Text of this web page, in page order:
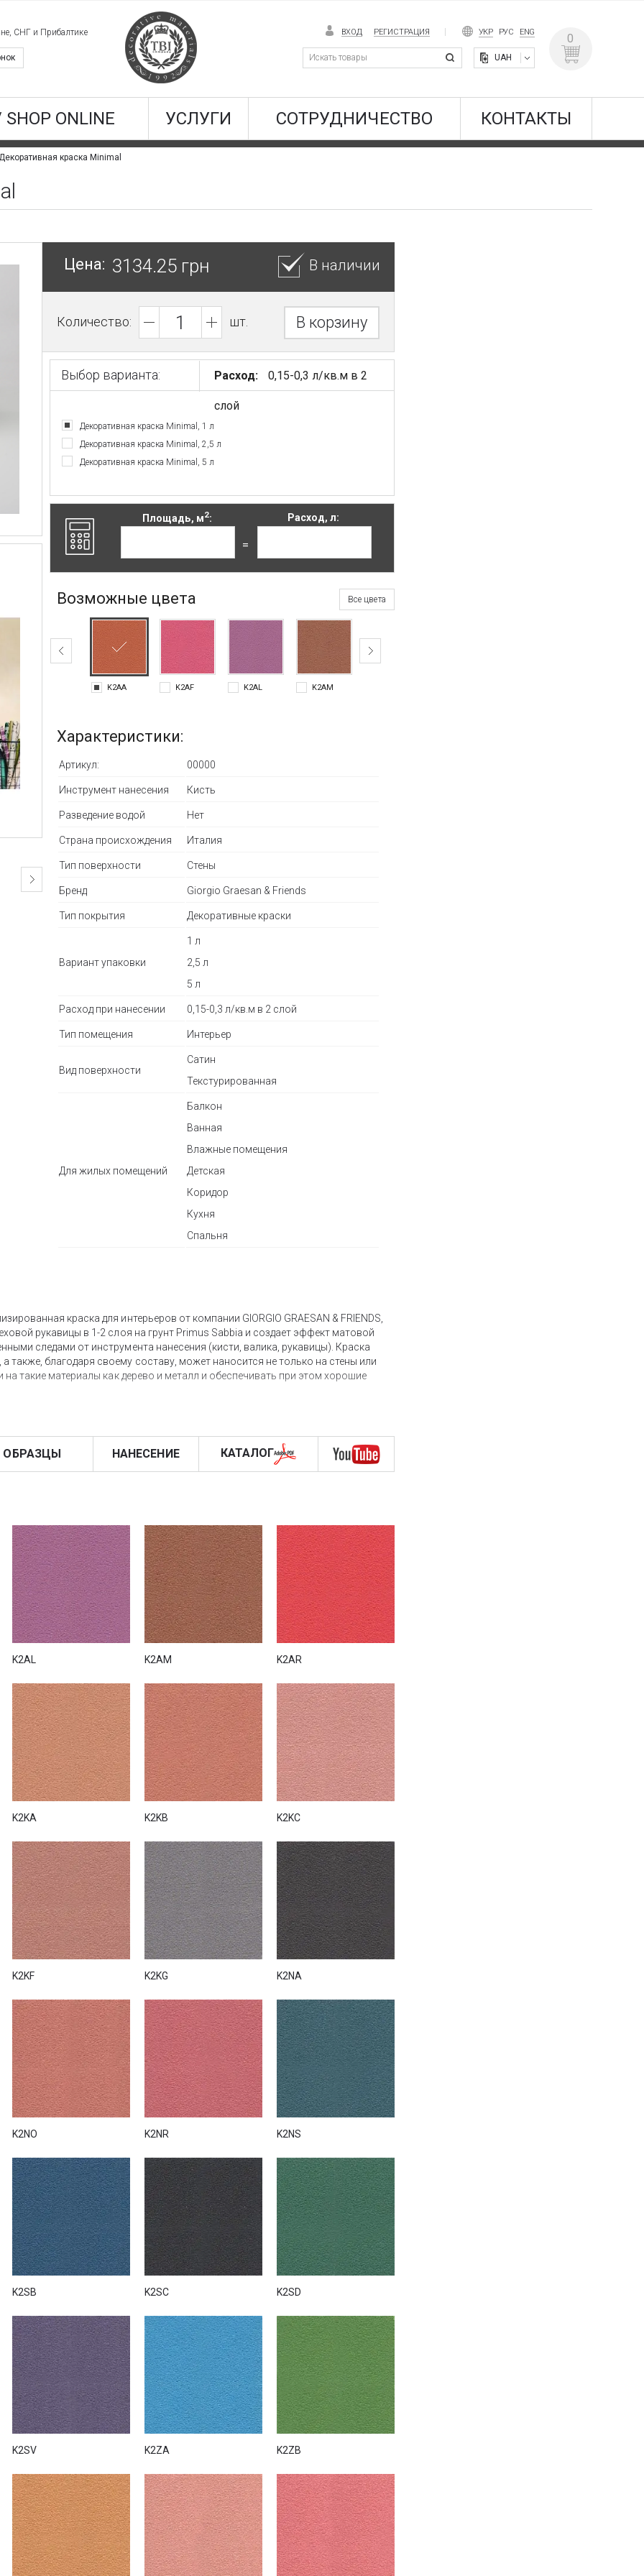
СНГ и Прибалтике ВХОД РЕГИСТРАЦИЯ УКР РУС ENG
UAH
0
ONLINE УСЛУГИ СОТРУДНИЧЕСТВО КОНТАКТЫ
Декоративная краска Minimal
Цена: 3134.25 грн В наличии
Количество: шт. В корзину
Выбор варианта: Расход: 0,15-0,3 л/кв.м в 2
слой
Декоративная краска Minimal, 1 л
Декоративная краска Minimal, 2,5 л
Декоративная краска Minimal, 5 л
Площадь, м2:
=
Расход, л:
Возможные цвета Все цвета
K2AA K2AF K2AL K2AM
Характеристики:
Артикул: 00000
Инструмент нанесения Кисть
Разведение водой Нет
Страна происхождения Италия
Тип поверхности Стены
Бренд Giorgio Graesan & Friends
Тип покрытия Декоративные краски
Вариант упаковки
1 л
2,5 л
5 л
Расход при нанесении 0,15-0,3 л/кв.м в 2 слой
Тип помещения Интерьер
Вид поверхности
Сатин
Текстурированная
Для жилых помещений
Балкон
Ванная
Влажные помещения
Детская
Коридор
Кухня
Спальня
краска для интерьеров от компании GIORGIO GRAESAN & FRIENDS,
рукавицы в 1-2 слоя на грунт Primus Sabbia и создает эффект матовой
следами от инструмента нанесения (кисти, валика, рукавицы). Краска
благодаря своему составу, может наносится не только на стены или
на такие материалы как дерево и металл и обеспечивать при этом хорошие
гамму, как и все другие отделочные материалы Giorgio Graesan & Friends и
является довольно стойким к жесткой эксплуатации, допускает
необходимости создать абсолютно моющуюся поверхность с декором
частиц в декор.
ОБРАЗЦЫ НАНЕСЕНИЕ КАТАЛОГ
K2AL K2AM K2AR
K2KA K2KB K2KC
K2KF K2KG K2NA
K2NO K2NR K2NS
K2SB K2SC K2SD
K2SV K2ZA K2ZB